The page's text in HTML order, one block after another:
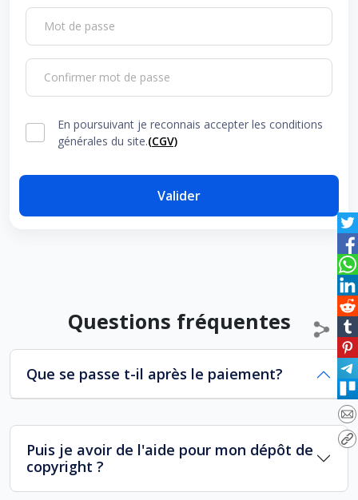
Mot de passe
Confirmer mot de passe
En poursuivant je reconnais accepter les conditions
générales du site.(CGV)
Valider
Questions fréquentes
Que se passe t-il après le paiement?
Puis je avoir de l'aide pour mon dépôt de
copyright ?